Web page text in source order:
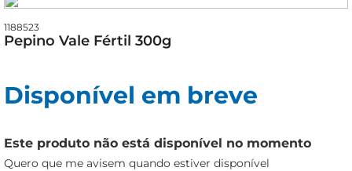
1188523
Pepino Vale Fértil 300g
Disponível em breve
Este produto não está disponível no momento
Quero que me avisem quando estiver disponível
queijo
azeite